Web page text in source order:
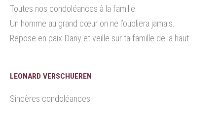
Toutes nos condoléances à la famille.
Un homme au grand cœur on ne l’oubliera jamais.
Repose en paix Dany et veille sur ta famille de la haut.
LEONARD VERSCHUEREN
Sincères condoléances